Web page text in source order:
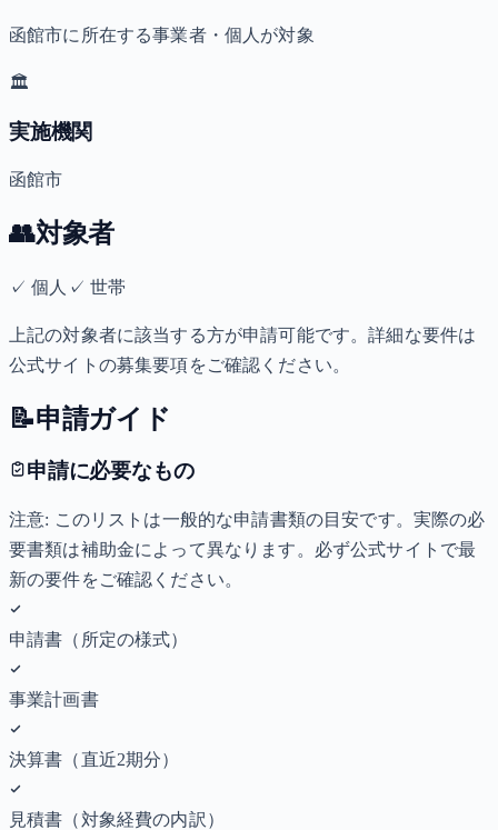
函館市に所在する事業者・個人が対象
🏛️
実施機関
函館市
👥対象者
✓個人 ✓ 世帯
上記の対象者に該当する方が申請可能です。詳細な要件は
公式サイトの募集要項をご確認ください。
📝申請ガイド
申請に必要なもの
注意: このリストは一般的な申請書類の目安です。実際の必
要書類は補助金によって異なります。必ず公式サイトで最
新の要件をご確認ください。
申請書（所定の様式）
事業計画書
決算書（直近2期分）
見積書（対象経費の内訳）